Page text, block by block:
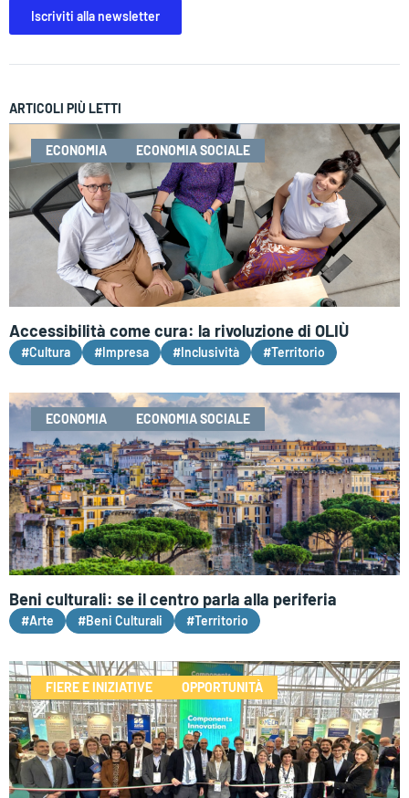
Iscriviti alla newsletter
ARTICOLI PIÙ LETTI
ECONOMIA ECONOMIA SOCIALE
Accessibilità come cura: la rivoluzione di OLIÙ
#Cultura #Impresa #Inclusività #Territorio
ECONOMIA ECONOMIA SOCIALE
Beni culturali: se il centro parla alla periferia
#Arte #Beni Culturali #Territorio
FIERE E INIZIATIVE OPPORTUNITÀ